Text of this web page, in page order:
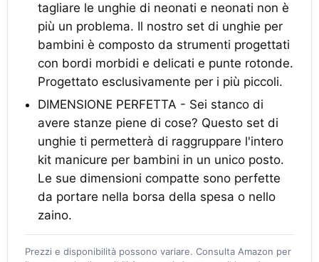
tagliare le unghie di neonati e neonati non è
più un problema. Il nostro set di unghie per
bambini è composto da strumenti progettati
con bordi morbidi e delicati e punte rotonde.
Progettato esclusivamente per i più piccoli.
DIMENSIONE PERFETTA - Sei stanco di
avere stanze piene di cose? Questo set di
unghie ti permetterà di raggruppare l'intero
kit manicure per bambini in un unico posto.
Le sue dimensioni compatte sono perfette
da portare nella borsa della spesa o nello
zaino.
Prezzi e disponibilità possono variare. Consulta Amazon per